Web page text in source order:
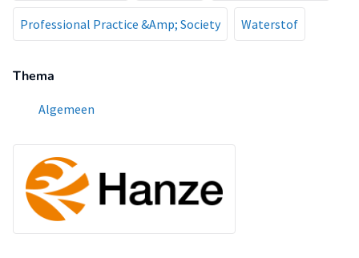
Professional Practice &Amp; Society Waterstof
Thema
Algemeen